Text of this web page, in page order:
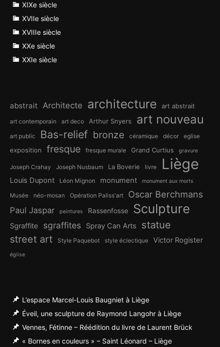
XIXe siècle
XVIIe siècle
XVIIIe siècle
XXe siècle
XXIe siècle
abstrait Architecte architecture art abstrait
art contemporain art deco Arthur Snyers art nouveau
art public Bas-relief bronze céramique décor eglise
exposition fresque fresque murale Grand Curtius gravure
Joseph Crahay Joseph Nusbaum La Boverie livre Liège
Louis Dupont Léon Mignon monument monument aux morts
Musée néo-mosan Opération Paliss'art Oscar Berchmans
Paul Jaspar peintures Rassenfosse Sculpture
Sgraffite sgraffites Spray Can Arts statue
street art Style Paquebot style éclectique Victor Rogister
église
L’espace Marcel-Louis Baugniet à Liège
Éveil, une sculpture de Raymond Langohr à Liège
Vennes, Fétinne – Réédition du livre de Laurent Brück
« Bornes en couleurs » – Saint Léonard – Liège